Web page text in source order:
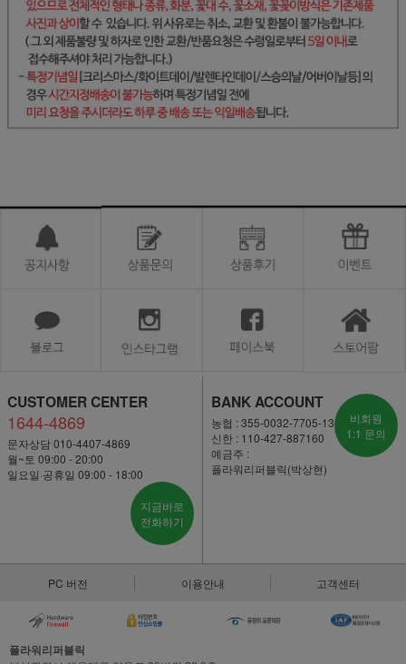
CUSTOMER CENTER
1644-4869
문자상담 010-4407-4869
월~토 09:00 - 20:00
일요일·공휴일 09:00 - 18:00
지금바로
전화하기
BANK ACCOUNT
농협 : 355-0032-7705-13
신한 : 110-427-887160
예금주 :
플라워리퍼블릭(박상현)
비회원
1:1 문의
PC 버전 이용안내 고객센터
플라워리퍼블릭